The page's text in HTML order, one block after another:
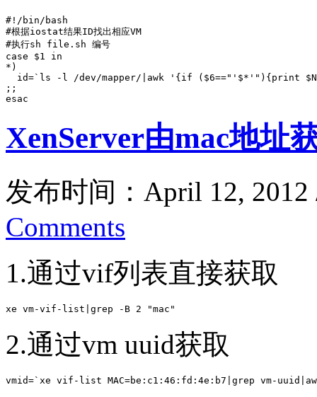
#!/bin/bash
#根据iostat结果ID找出相应VM
#执行sh file.sh 编号
case $1 in
*)
id=`ls -l /dev/mapper/|awk '{if ($6=="'$*'"){print
;;
esac
XenServer由mac地址
发布时间：April 12,
Comments
1.通过vif列表直接获取
xe vm-vif-list|grep -B 2 "mac"
2.通过vm uuid获取
vmid=`xe vif-list MAC=be:c1:46:fd:4e:b7|grep vm-